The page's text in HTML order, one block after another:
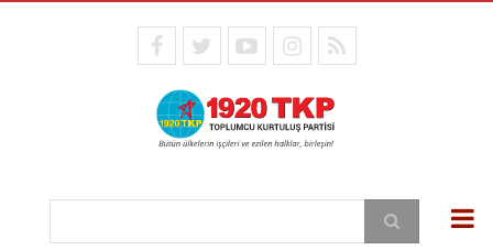
facebooktwitteryoutubeinstagram
RSS
Ara